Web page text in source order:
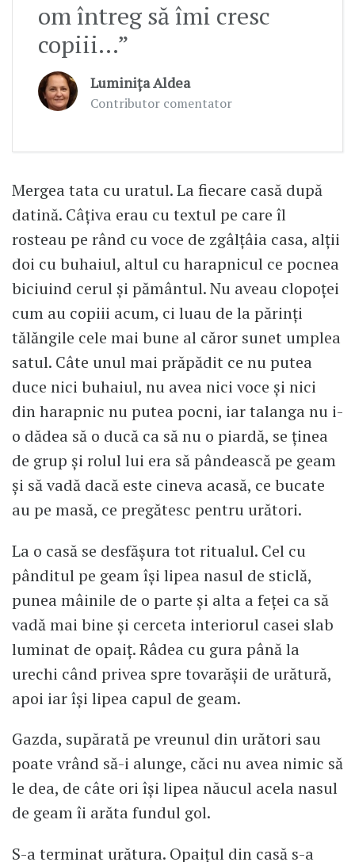
om întreg să îmi cresc
copiii…”
Luminița Aldea
Contributor comentator
Mergea tata cu uratul. La fiecare casă după
datină. Câțiva erau cu textul pe care îl
rosteau pe rând cu voce de zgâlțâia casa, alții
doi cu buhaiul, altul cu harapnicul ce pocnea
biciuind cerul și pământul. Nu aveau clopoței
cum au copiii acum, ci luau de la părinți
tălăngile cele mai bune al căror sunet umplea
satul. Câte unul mai prăpădit ce nu putea
duce nici buhaiul, nu avea nici voce și nici
din harapnic nu putea pocni, iar talanga nu i-
o dădea să o ducă ca să nu o piardă, se ținea
de grup și rolul lui era să pândească pe geam
și să vadă dacă este cineva acasă, ce bucate
au pe masă, ce pregătesc pentru urători.
La o casă se desfășura tot ritualul. Cel cu
pânditul pe geam își lipea nasul de sticlă,
punea mâinile de o parte și alta a feței ca să
vadă mai bine și cerceta interiorul casei slab
luminat de opaiț. Râdea cu gura până la
urechi când privea spre tovarășii de urătură,
apoi iar își lipea capul de geam.
Gazda, supărată pe vreunul din urători sau
poate vrând să-i alunge, căci nu avea nimic să
le dea, de câte ori își lipea năucul acela nasul
de geam îi arăta fundul gol.
S-a terminat urătura. Opaițul din casă s-a